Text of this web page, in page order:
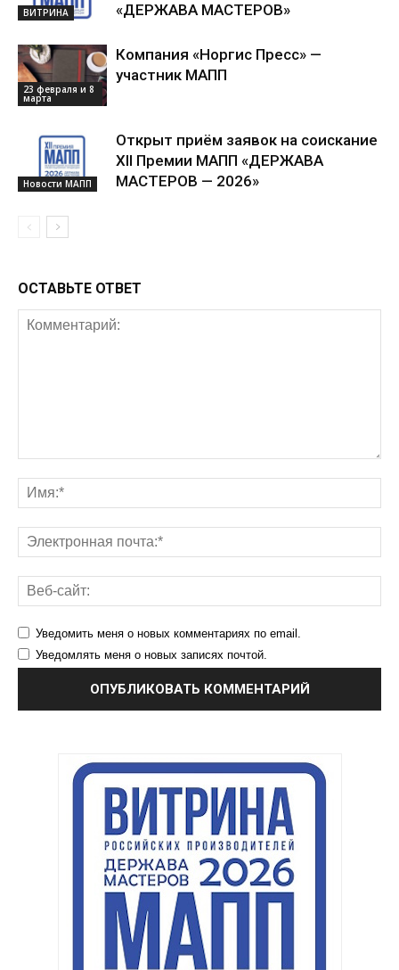
ВИТРИНА
«ДЕРЖАВА МАСТЕРОВ»
23 февраля и 8
марта
Компания «Норгис Пресс» —
участник МАПП
Новости МАПП
Открыт приём заявок на соискание
XII Премии МАПП «ДЕРЖАВА
МАСТЕРОВ — 2026»
ОСТАВЬТЕ ОТВЕТ
Уведомить меня о новых комментариях по email.
Уведомлять меня о новых записях почтой.